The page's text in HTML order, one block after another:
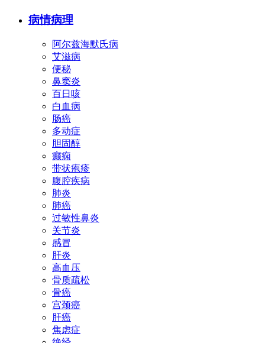
病情病理
阿尔兹海默氏病
艾滋病
便秘
鼻窦炎
百日咳
白血病
肠癌
多动症
胆固醇
癫痫
带状疱疹
腹腔疾病
肺炎
肺癌
过敏性鼻炎
关节炎
感冒
肝炎
高血压
骨质疏松
骨癌
宫颈癌
肝癌
焦虑症